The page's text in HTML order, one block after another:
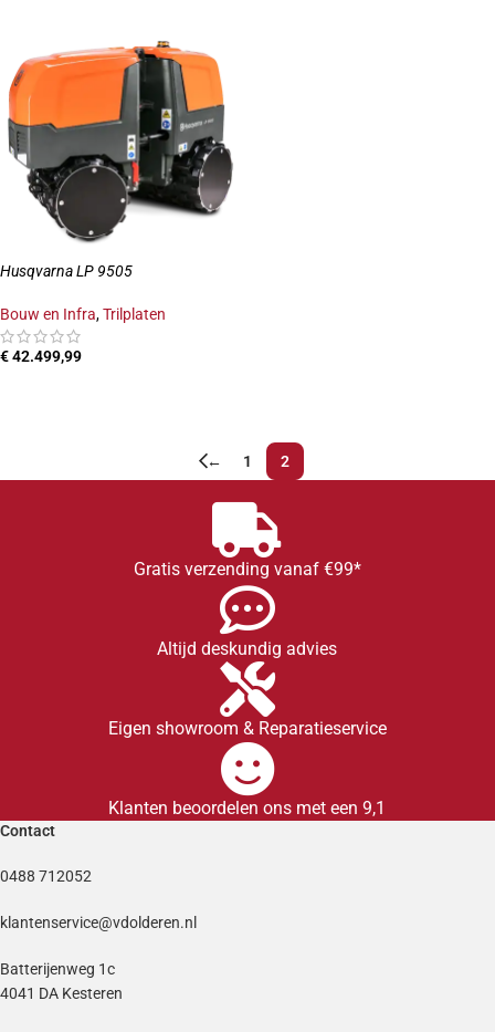
Husqvarna LP 9505
Bouw en Infra,Trilplaten
€42.499,99
← 1 2
Gratis verzending vanaf €99*
Altijd deskundig advies
Eigen showroom & Reparatieservice
Klanten beoordelen ons met een 9,1
Contact
0488 712052
klantenservice@vdolderen.nl
Batterijenweg 1c
4041 DA Kesteren